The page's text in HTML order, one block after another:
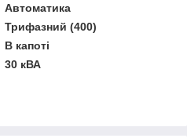
Автоматика
Трифазний (400)
В капоті
30 кВА